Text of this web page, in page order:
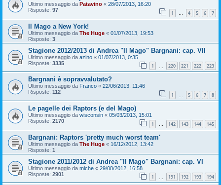
Ultimo messaggio da Patavino « 28/07/2013, 16:20
Risposte: 97 1 … 4 5 6 7
Il Mago a New York!
Ultimo messaggio da The Huge « 01/07/2013, 19:53
Risposte: 3
Stagione 2012/2013 di Andrea "Il Mago" Bargnani: cap. VII
Ultimo messaggio da azino « 01/07/2013, 0:35
Risposte: 3335 1 220 221 222 223
Bargnani è sopravvalutato?
Ultimo messaggio da Franco « 22/06/2013, 11:46
Risposte: 112 1 5 6 7 8
Le pagelle dei Raptors (e del Mago)
Ultimo messaggio da wisconsin « 05/03/2013, 15:01
Risposte: 2170 1 … 142 143 144 145
Bargnani: Raptors 'pretty much worst team'
Ultimo messaggio da The Huge « 16/12/2012, 13:42
Risposte: 1
Stagione 2011/2012 di Andrea "Il Mago" Bargnani: cap. VI
Ultimo messaggio da miche « 29/08/2012, 16:58
Risposte: 2901 1 191 192 193 194